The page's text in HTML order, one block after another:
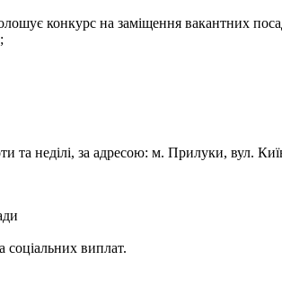
конкурс на заміщення вакантних
та неділі, за адресою: м. Прилуки, вул.
соціальних виплат.